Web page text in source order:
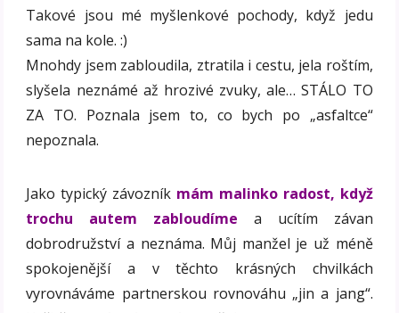
Takové jsou mé myšlenkové pochody, když jedu
sama na kole. :)
Mnohdy jsem zabloudila, ztratila i cestu, jela roštím,
slyšela neznámé až hrozivé zvuky, ale… STÁLO TO
ZA TO. Poznala jsem to, co bych po „asfaltce“
nepoznala.
Jako typický závozník mám malinko radost, když
trochu autem zabloudíme a ucítím závan
dobrodružství a neznáma. Můj manžel je už méně
spokojenější a v těchto krásných chvilkách
vyrovnáváme partnerskou rovnováhu „jin a jang“.